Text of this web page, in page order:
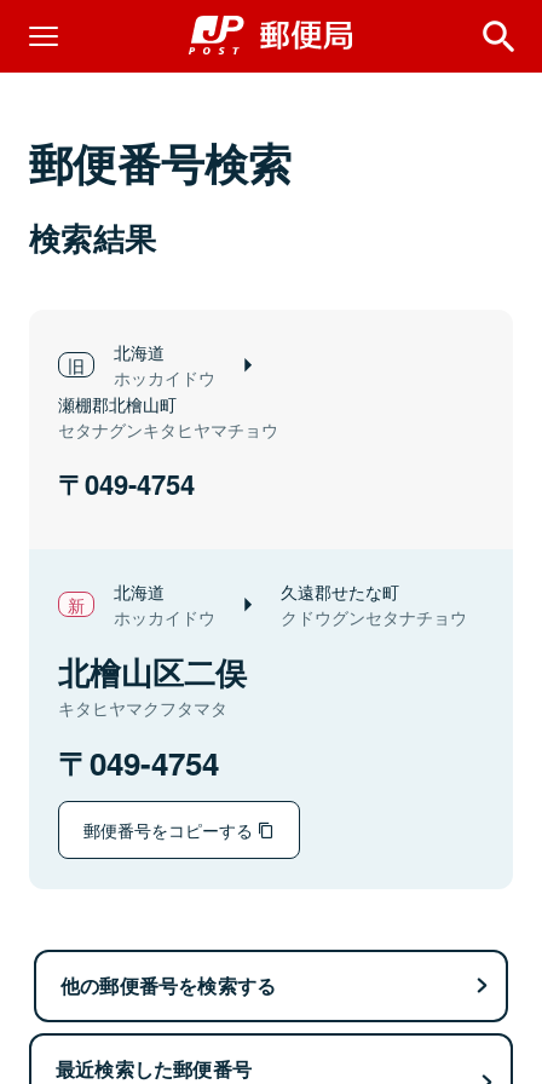
郵便番号検索
検索結果
北海道
ホッカイドウ
瀬棚郡北檜山町
セタナグンキタヒヤマチョウ
049-4754
北海道
ホッカイドウ
久遠郡せたな町
クドウグンセタナチョウ
北檜山区二俣
キタヒヤマクフタマタ
049-4754
郵便番号をコピーする
他の郵便番号を検索する
最近検索した郵便番号